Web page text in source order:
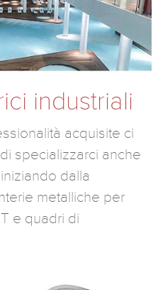
industriali
acquisite ci
specializzarci anche
dalla
metalliche per
e quadri di